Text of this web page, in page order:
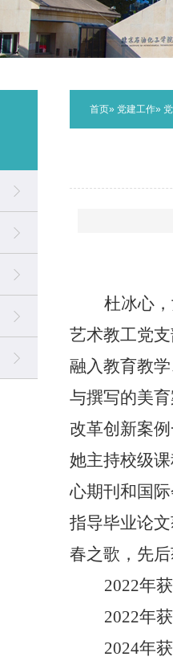
首页» 党建工作»
杜冰心
艺术教工党
融入教育教
与撰写的美
改革创新案
她主持校级
心期刊和国
指导毕业论
春之歌，先后
2022年
2022年
2024年